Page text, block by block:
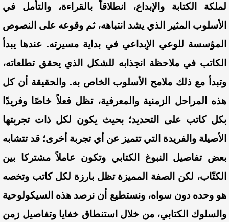
لملكة الكتابة والإبداع، انطلاقاً بالقراءة، والتأمل في
الأسلوب المثير الذي يشد انتباهه، ثم وقوعه على النصوص
المؤسسة للوعي الإبداعي في بداية مسيرته. عندها يبدأ
الكاتب في ملاحظة انجذابه للشكل الذي يحقق تطلعاته،
وتبدأ مع ذلك ملامح الأسلوب الخاص به. والحقيقة أن كل
هذه المراحل الزمنية والمعرفية، تظل فعلاً خاصًا وفريدًا
بكل كاتب على التحديد؛ بحيث يكون لكل ذات تجربتها
الأصيلة والفريدة التي تتميز عن أي تجربة أخرى؛ قد تتشابه
بعض تفاصيل النبوغ الكتابي وتكون عاملاً مشتركا بين
الكتّاب، لكن الصفة المميزة تظل بارزة لكل كاتب وتخصه
هو وحده دون سواه، ونستطيع أن نرصد هذه السيكولوحية
والسلوك الكتابي، من خلال استنطاق خفايا وتفاصيل زمن